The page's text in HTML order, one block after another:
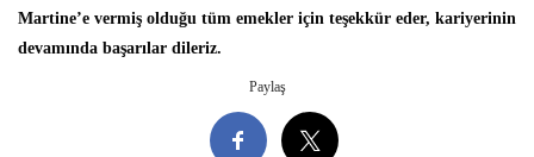
Martine’e vermiş olduğu tüm emekler için teşekkür eder, kariyerinin
devamında başarılar dileriz.
Paylaş